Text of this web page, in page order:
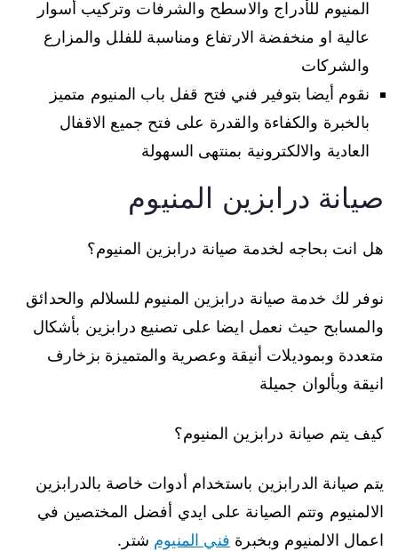
المنيوم للأدراج والاسطح والشرفات وتركيب أسوار
عالية او منخفضة الارتفاع ومناسبة للفلل والمزارع
والشركات
نقوم أيضا بتوفير فني فتح قفل باب المنيوم متميز
بالخبرة والكفاءة والقدرة على فتح جميع الاقفال
العادية والالكترونية بمنتهى السهولة
صيانة درابزين المنيوم
هل انت بحاجه لخدمة صيانة درابزين المنيوم؟
نوفر لك خدمة صيانة درابزين المنيوم للسلالم والحدائق
والمسابح حيث نعمل ايضا على تصنيع درابزين بأشكال
متعددة وبموديلات أنيقة وعصرية والمتميزة بزخارف
انيقة وبألوان جميلة
كيف يتم صيانة درابزين المنيوم؟
يتم صيانة الدرابزين باستخدام أدوات خاصة بالدرابزين
الالمنيوم وتتم الصيانة على ايدي أفضل المختصين في
اعمال الالمنيوم وبخبرة فني المنيوم شتر.